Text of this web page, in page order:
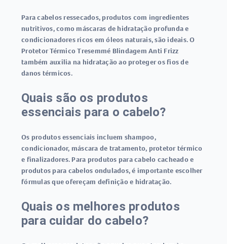
Para cabelos ressecados, produtos com ingredientes
nutritivos, como máscaras de hidratação profunda e
condicionadores ricos em óleos naturais, são ideais. O
Protetor Térmico Tresemmé Blindagem Anti Frizz
também auxilia na hidratação ao proteger os fios de
danos térmicos.
Quais são os produtos
essenciais para o cabelo?
Os produtos essenciais incluem shampoo,
condicionador, máscara de tratamento, protetor térmico
e finalizadores. Para produtos para cabelo cacheado e
produtos para cabelos ondulados, é importante escolher
fórmulas que ofereçam definição e hidratação.
Quais os melhores produtos
para cuidar do cabelo?